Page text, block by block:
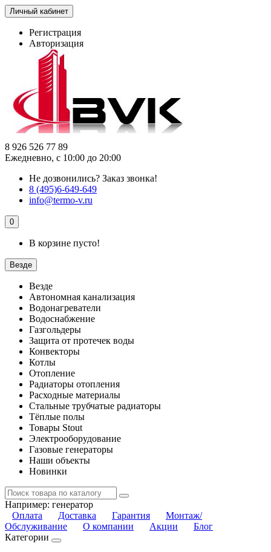
Личный кабинет
Регистрация
Авторизация
8 926 526 77 89
Ежедневно, с 10:00 до 20:00
Не дозвонились? Заказ звонка!
8 (495)6-649-649
info@termo-v.ru
0
В корзине пусто!
Везде
Везде
Автономная канализация
Водонагреватели
Водоснабжение
Газгольдеры
Защита от протечек воды
Конвекторы
Котлы
Отопление
Радиаторы отопления
Расходные материалы
Стальные трубчатые радиаторы
Тёплые полы
Товары Stout
Электрооборудование
Газовые генераторы
Наши объекты
Новинки
Например: генератор
Оплата
Доставка Гарантия
Монтаж/
Обслуживание
О компании Акции
Блог
Категории